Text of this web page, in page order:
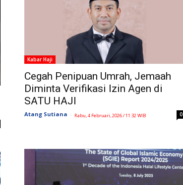
Kabar Haji
Cegah Penipuan Umrah, Jemaah
Diminta Verifikasi Izin Agen di
SATU HAJI
Atang Sutiana - Rabu, 4 Februari, 2026 / 11:32 WIB 0